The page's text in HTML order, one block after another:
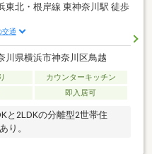
東北・根岸線 東神奈川駅 徒歩
交通
川県横浜市神奈川区鳥越
カウンターキッチン
即入居可
と2LDKの分離型2世帯住
り。